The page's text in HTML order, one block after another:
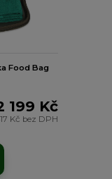
Food Bag
199 Kč
Kč bez DPH